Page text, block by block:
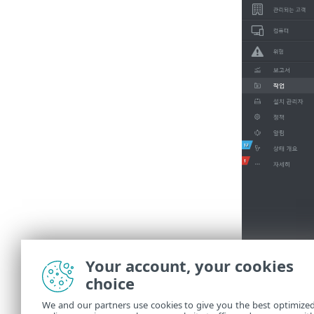
Your account, your cookies
choice
We and our partners use cookies to give you the best